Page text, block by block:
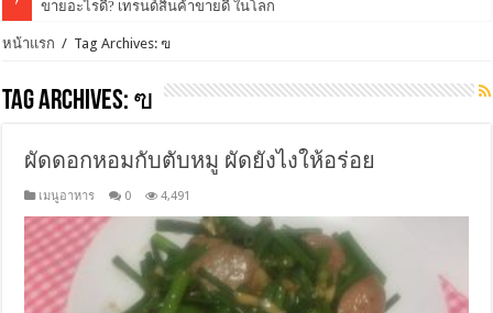
ขายอะไรดี? เทรนด์สินค้าขายดี ในโลกออนไลน์
หน้าแรก / Tag Archives: ฃ
Tag Archives: ฃ
ผัดดอกหอมกับตับหมู ผัดยังไงให้อร่อย
เมนูอาหาร 0 4,491